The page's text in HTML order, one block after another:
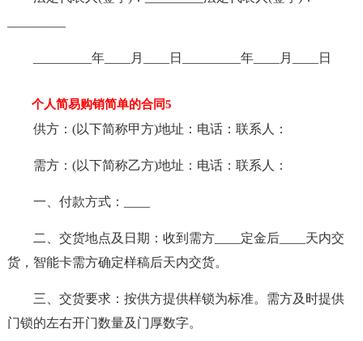
_________年____月____日_________年____月____日
个人简易购销简单的合同5
供方：(以下简称甲方)地址：电话：联系人：
需方：(以下简称乙方)地址：电话：联系人：
一、付款方式：____
二、交货地点及日期：收到需方____定金后____天内交
货，智能卡需方确定样稿后天内交货。
三、交货要求：按供方提供样锁为标准。需方及时提供
门锁的左右开门数量及门厚数字。